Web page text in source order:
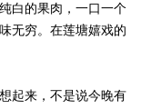
白的果肉，一口一个
无穷。在莲塘嬉戏的
起来，不是说今晚有